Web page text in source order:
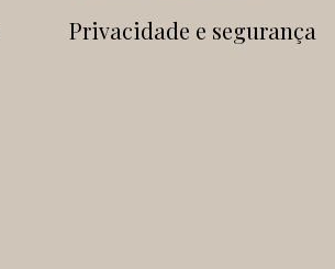
Privacidade e segurança